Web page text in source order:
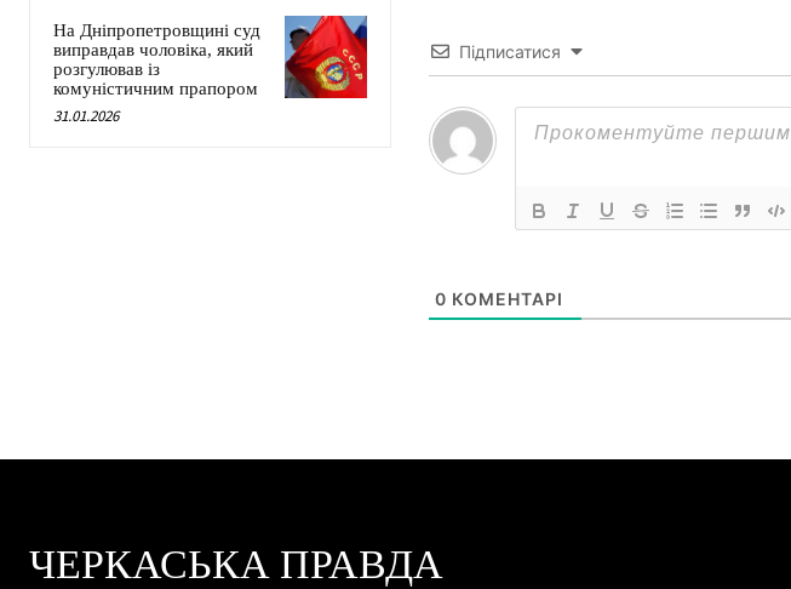
На Дніпропетровщині суд
виправдав чоловіка, який
розгулював із
комуністичним прапором
31.01.2026
Підписатися
0 КОМЕНТАРІ
ЧЕРКАСЬКА ПРАВДА